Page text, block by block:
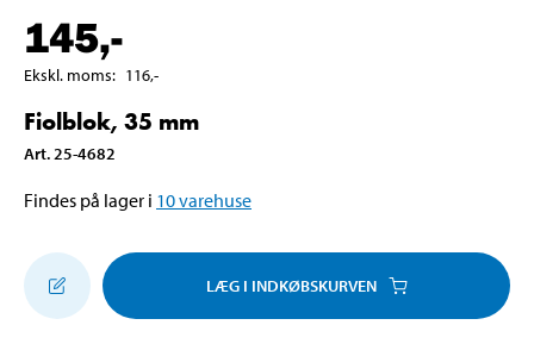
145,-
Ekskl. moms: 116,-
Fiolblok, 35 mm
Art. 25-4682
Findes på lager i 10varehuse
LÆG I INDKØBSKURVEN